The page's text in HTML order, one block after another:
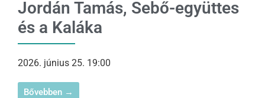
Jordán Tamás, Sebő-együttes
és a Kaláka
2026. június 25. 19:00
Bővebben →